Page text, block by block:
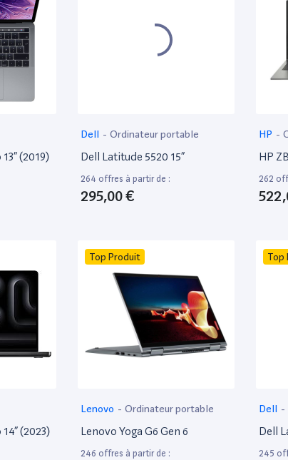
(2019)
Dell - Ordinateur portable
Dell Latitude 5520 15”
264 offres à partir de :
295,00 €
HP -
HP
262
(2023)
Top Produit
Lenovo - Ordinateur portable
Lenovo Yoga G6 Gen 6
246 offres à partir de :
Top
Dell -
Dell
245